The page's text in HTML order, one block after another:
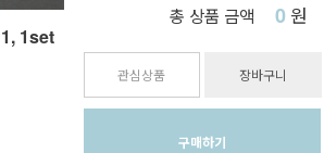
1set
총 상품 금액 0원
관심상품 장바구니
구매하기